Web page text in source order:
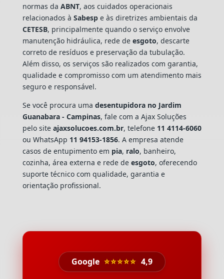
normas da ABNT, aos cuidados operacionais
relacionados à Sabespe às diretrizes ambientais da
CETESB, principalmente quando o serviço envolve
manutenção hidráulica, rede de esgoto, descarte
correto de resíduos e preservação da tubulação.
Além disso, os serviços são realizados com garantia,
qualidade e compromisso com um atendimento mais
seguro e responsável.
Se você procura uma desentupidora no Jardim
Guanabara - Campinas, fale com a Ajax Soluções
pelo site ajaxsolucoes.com.br, telefone 11 4114-6060
ou WhatsApp 11 94153-1856. A empresa atende
casos de entupimento em pia, ralo, banheiro,
cozinha, área externa e rede de esgoto, oferecendo
suporte técnico com qualidade, garantia e
orientação profissional.
Google ⭐⭐⭐⭐⭐ 4,9